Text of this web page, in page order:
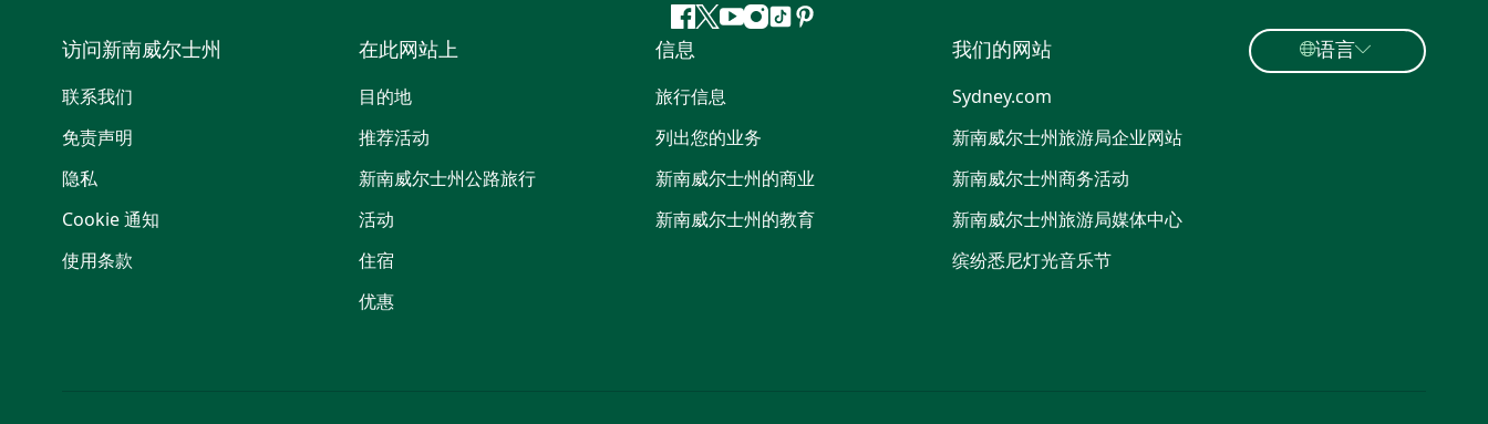
Facebook
叽
喳
喳
YouTube
Instagram
抖 Pinterest
访问新南威尔士州
联系我们
免责声明
隐私
Cookie 通知
使用条款
在此网站上
目的地
推荐活动
新南威尔士州公路旅行
活动
住宿
优惠
信息
旅行信息
列出您的业务
新南威尔士州的商业
新南威尔士州的教育
我们的网站
Sydney.com
新南威尔士州旅游局企业网站
新南威尔士州商务活动
新南威尔士州旅游局媒体中心
缤纷悉尼灯光音乐节
语言